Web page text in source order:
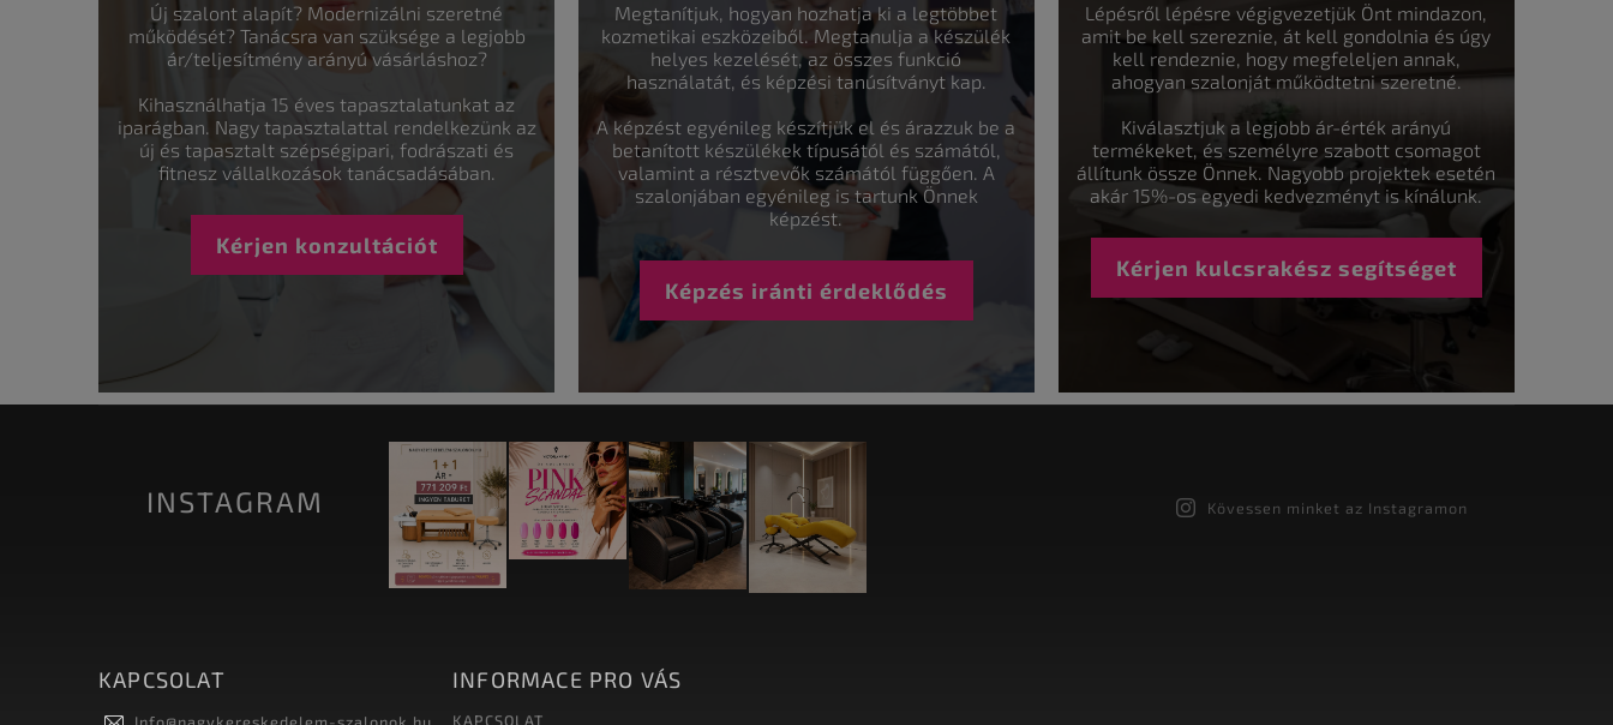
Új szalont alapít? Modernizálni szeretné
működését? Tanácsra van szüksége a legjobb
ár/teljesítmény arányú vásárláshoz?
Kihasználhatja 15 éves tapasztalatunkat az
iparágban. Nagy tapasztalattal rendelkezünk az
új és tapasztalt szépségipari, fodrászati és
fitnesz vállalkozások tanácsadásában.
Kérjen konzultációt
Megtanítjuk, hogyan hozhatja ki a legtöbbet
kozmetikai eszközeiből. Megtanulja a készülék
helyes kezelését, az összes funkció
használatát, és képzési tanúsítványt kap.
A képzést egyénileg készítjük el és árazzuk be a
betanított készülékek típusától és számától,
valamint a résztvevők számától függően. A
szalonjában egyénileg is tartunk Önnek
képzést.
Képzés iránti érdeklődés
Lépésről lépésre végigvezetjük Önt mindazon,
amit be kell szereznie, át kell gondolnia és úgy
kell rendeznie, hogy megfeleljen annak,
ahogyan szalonját működtetni szeretné.
Kiválasztjuk a legjobb ár-érték arányú
termékeket, és személyre szabott csomagot
állítunk össze Önnek. Nagyobb projektek esetén
akár 15%-os egyedi kedvezményt is kínálunk.
Kérjen kulcsrakész segítséget
INSTAGRAM Kövessen minket az Instagramon
KAPCSOLAT INFORMACE PRO VÁS
KAPCSOLAT